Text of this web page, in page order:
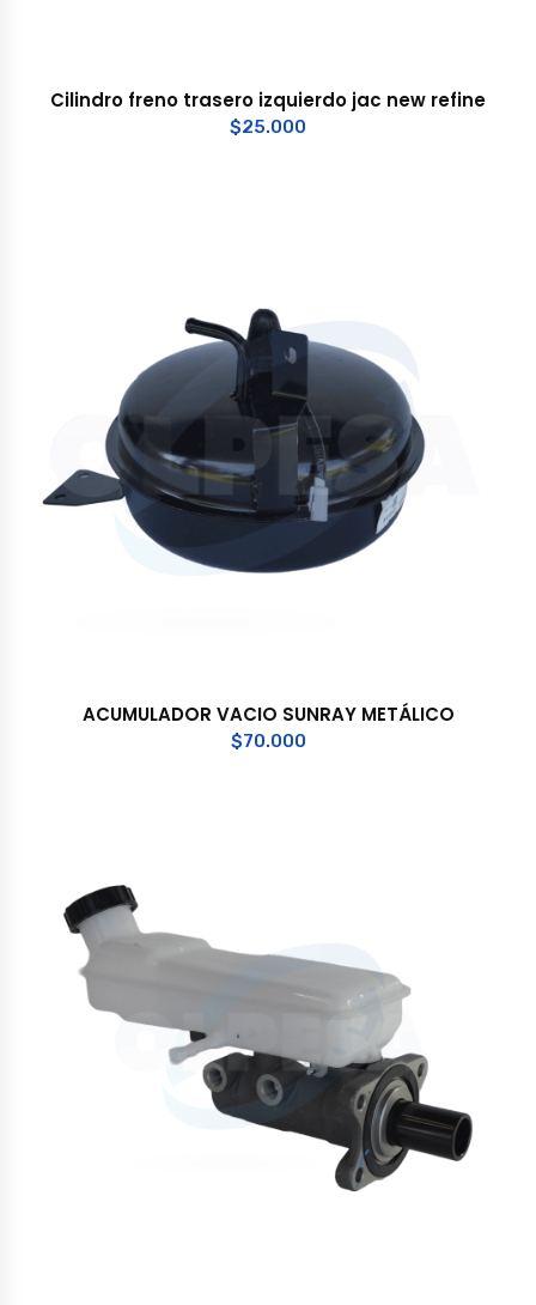
Cilindro freno trasero izquierdo jac new refine
$25.000
ACUMULADOR VACIO SUNRAY METÁLICO
$70.000